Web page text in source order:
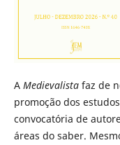
A Medievalista faz de
promoção dos
convocatória de
áreas do saber.